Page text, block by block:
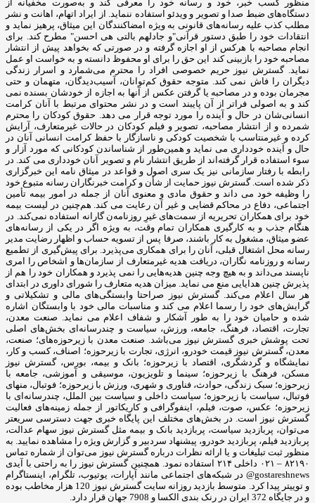
منظور کسب خبر، خود و رسانه خود را معرفی کند و به‌صورت مخفیانه از
دستگاه‌های ضبط صدا و تصویر و ویدئو استفاده ننماید. از ایراد اتهام، اهانت و نشر
مطلب کذب علیه رسانه‌های قانونی به ‌ویژه امضاکنندگان این میثاق، پرهیز نماید و
انتقادات‌ خود را طبق دستور قرآنی"و جادلهم بالتی هی احسن" مطرح کند. برای
انجام مصاحبه با هرکس از او اجازه گرفته و در صورتی که بخواهد پیش از انتشار
مصاحبه خود را بازبینی کند این حق را برای او محفوظ دانسته و به خواست او عمل
نماید. گسترش نیوز حریم خصوصی افراد را محترم می‌شمارد و اسرار زندگی
دیگران را فاش نمی کند. متوجه حقوق کم‌توانان، آسیب‌دیدگان، متهمان و حتی
مجرمان بوده و در مصاحبه یا گرفتن عکس از آنها به اجازه از خودشان بسنده نمی
کند و به اصولی فراتر از آن پایبند است و در نشر محتوای مرتبط با آنان کرامت
انسانی‌شان در حال و آینده را مورد توجه قرار می دهد. حقوق کودکان را محترم
شمرده و از انتشار مصاحبه، تصویر و فیلم کودکان در حالات غیرمتعارف، آرایش
کرده و غیرمنتاسب با شخصیت کودکی و ناسازگار با حفظ کرامت انسانی آنان در
حال و آینده خودداری می نماید و همین‌طور از شناساندن کودکانی که مورد آزار و
سوء استفاده قرار گرفته‌اند از طریق انتشار نام و تصویر آنان خودداری می کند. در
رابطه با رفتار سازمانی نیز یک سری اصول و قواعد در میثاق نامه این خبرگزاری
ذکر شده است. گسترش نیوز حمایت از شأن و کرامت خبرنگاران رسانه متبوع خود
را وظیفه خود می داند و حقوق مادی و معنوی آنان از جمله در امور بیمه تأمین
اجتماعی، دفاع در محاکم قضایی و غیر آن رعایت می کند. هم‌چنین در لیست بیمه
خود برای همکاران تحریریه از سمت‌های غیرِ روزنامه‌ن گارانه استفاده نمی‌کند. در
هنگام جذب و به کارگیری همکاران تمام وقت، به ‌ویژه اگر در یکی از رسانه‌های
عضو میثاق، مشغول به کار باشند، صرفا پس از تسویه‌ حساب و اظهار رضایت مدیر
رسانه محل اشتغال قبلی، آنان را برای همکاری می‌پذیرد. برای پیش‌گیری از تطمیع
رسانه و روزنامه ‌نگاران، دریافت هدیه غیرمتعارف از سازمان‌ها و اشخاص را امری
ناپسند می‌داند و به ‌هیچ ‌وجه چنین هدیه‌هایی را نمی پذیرد و همکاران خود را هم از
پذیرش چنین هدایایی منع می نماید. میزان هدیه متعارف را شورای داوری در ابتدای
هر سال اعلام می‌کند. گسترش نیوز صراحتا وابستگی‌های مالی و تشکیلاتی و
گرایش‌های خود را رسما اعلام می کند و مناسبات مالی خود با وابستگان اشاره
شده و حامیان خود را به ‌طور آشکار و شفاف اعلام می نماید. صنعت معدن،
تجارت، اقتصاد، فرهنگ، جامعه، ورزش، سیاست و چندرسانه‌ای بخش‌های اصلی
تحت پوشش خبری گسترش نیوز می‌باشد. صنعت معدن با زیرحوزه‌های؛ صنعت،
معدن، گسترش نیوز قیمت خودرو، انرژی، تجارت با زیرحوزه؛ اصناف، کسب و کار،
نمایشگاه و گردشگری، اقتصاد با زیرحوزه؛ بانک و بیمه، بورس، گسترش نیوز
مسکن، فرهنگ با زیرحوزه؛ سینما و تلویزیون، موسیقی و آموزشی، جامعه با
زیرحوزه؛ سبک زندگی، حوادث، فناوری و شهری، ورزش با زیرحوزه؛ فوتبال، منهای
فوتبال، سیاست با زیرحوزه؛ سیاست داخلی و سیاست بین الملل، چندرسانه‌ای با
زیرحوزه؛ عکس، صوت، فیلم، اینفوگرافی و کاریکاتور از جمله زمینه‌های فعالیت
گسترش نیوز است. در بخش‌های مختلف این پایگاه خبری جهت دسترسی سریعتر
می‌توان، پربازدید سیاست، پربازدید بانک و بیمه مثل گسترش نیوز سهام عدالت،
پربازدید فیلم، پربازدید خودرو، پیشنهاد سردبیر و گزارش ویژه را مشاهده نمایید. به
منظور ثبت تبلیغات و یا ارائه نظرات درباره گسترش نیوز می‌توان از شماره تماس
۸۲۱۹۰ – ۰۲۱ داخلی ۲۱۴ استفاده نمود. همچنین گسترش نیوز را به راحتی با آیدی
gostareshnews@ در شبکه‌های اجتماعی مانند آپارات، یوتیوب، تلگرام، اینستاگرام
و توییتر پیدا کرد. متوسط بازدید روزانه سایت گسترش نیوز 120 هزار مخاطب بوده
و در جایگاه 372 ایران در رنک بندی الکسا و 7908 جهان قرار دارد.